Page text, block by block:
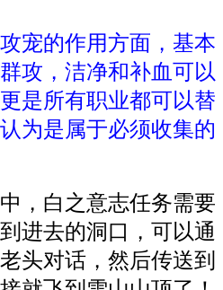
宠的作用方面，基本
攻，洁净和补血可以
是所有职业都可以替
为是属于必须收集的
，白之意志任务需要
进去的洞口，可以通
头对话，然后传送到